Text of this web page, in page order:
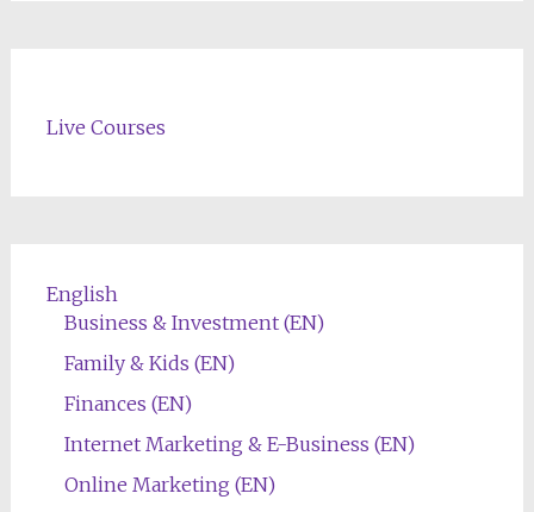
Live Courses
English
Business & Investment (EN)
Family & Kids (EN)
Finances (EN)
Internet Marketing & E-Business (EN)
Online Marketing (EN)